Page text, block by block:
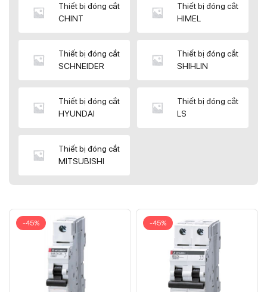
Thiết bị đóng cắt
CHINT
Thiết bị đóng cắt
HIMEL
Thiết bị đóng cắt
SCHNEIDER
Thiết bị đóng cắt
SHIHLIN
Thiết bị đóng cắt
HYUNDAI
Thiết bị đóng cắt
LS
Thiết bị đóng cắt
MITSUBISHI
-45% -45%